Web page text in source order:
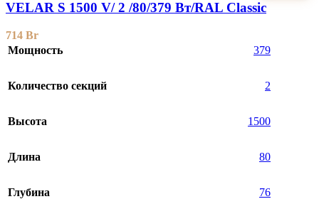
VELAR S 1500 V/ 2 /80/379 Вт/RAL Classic
714 Br
Мощность
379
Количество секций 2
Высота 1500
Длина 80
Глубина 76